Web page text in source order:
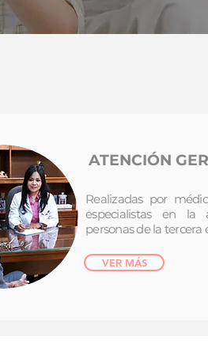
ATENCIÓN
Realizadas por
especialistas en la
personas de la tercera
VER MÁS